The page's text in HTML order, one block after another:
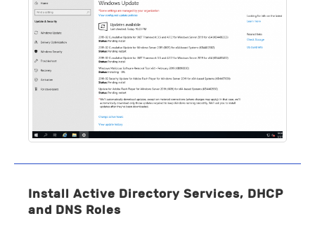
Install Active Directory Services, DHCP
and DNS Roles